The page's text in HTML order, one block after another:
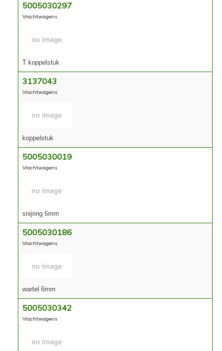
5005030297
Vrachtwagens
T koppelstuk
3137043
Vrachtwagens
koppelstuk
5005030019
Vrachtwagens
snijring 6mm
5005030186
Vrachtwagens
wartel 6mm
5005030342
Vrachtwagens